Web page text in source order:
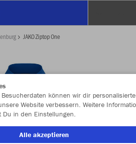
JAKO Ziptop One
können wir dir personalisierte
Website verbessern. Weitere
Du in den Einstellungen.
Alle akzeptieren